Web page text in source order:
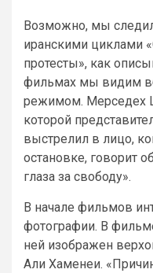
Возможно, мы
иранскими циклами
протесты», как
фильмах мы видим
режимом. Мерседех
которой
выстрелил в лицо,
остановке, говорит
глаза за свободу».
В начале фильмов
фотографии. В
ней изображен
Али Хаменеи.